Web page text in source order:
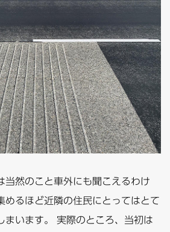
当然のこと車外にも聞こえるわけ
めるほど近隣の住民にとってはとて
まいます。 実際のところ、当初は